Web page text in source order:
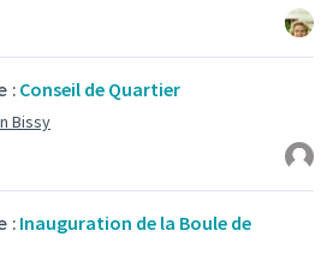
: Conseil de Quartier
Bissy
: Inauguration de la Boule de